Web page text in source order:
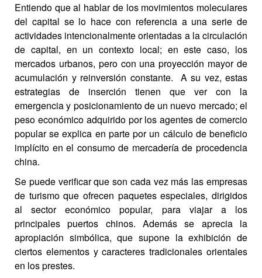
Entiendo que al hablar de los movimientos moleculares
del capital se lo hace con referencia a una serie de
actividades intencionalmente orientadas a la circulación
de capital, en un contexto local; en este caso, los
mercados urbanos, pero con una proyección mayor de
acumulación y reinversión constante. A su vez, estas
estrategias de inserción tienen que ver con la
emergencia y posicionamiento de un nuevo mercado; el
peso económico adquirido por los agentes de comercio
popular se explica en parte por un cálculo de beneficio
implícito en el consumo de mercadería de procedencia
china.
Se puede verificar que son cada vez más las empresas
de turismo que ofrecen paquetes especiales, dirigidos
al sector económico popular, para viajar a los
principales puertos chinos. Además se aprecia la
apropiación simbólica, que supone la exhibición de
ciertos elementos y caracteres tradicionales orientales
en los prestes.